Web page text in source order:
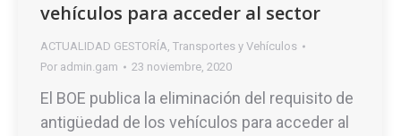
vehículos para acceder al sector
ACTUALIDAD GESTORÍA, Transportes y Vehículos
Por admin.gam 23 noviembre, 2020
El BOE publica la eliminación del requisito de
antigüedad de los vehículos para acceder al